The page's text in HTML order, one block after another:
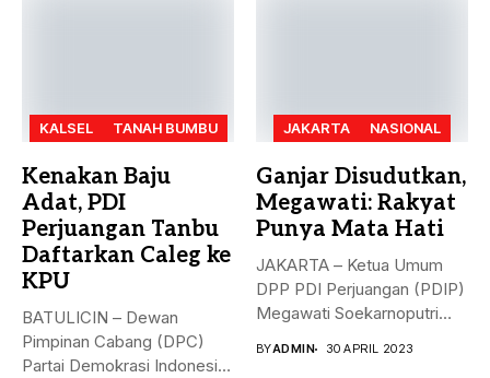
KALSEL TANAH BUMBU
Kenakan Baju
Adat, PDI
Perjuangan Tanbu
Daftarkan Caleg ke
KPU
BATULICIN – Dewan
Pimpinan Cabang (DPC)
Partai Demokrasi Indonesia
JAKARTA NASIONAL
Ganjar Disudutkan,
Megawati: Rakyat
Punya Mata Hati
JAKARTA – Ketua Umum
DPP PDI Perjuangan (PDIP)
Megawati Soekarnoputri
BYADMIN 30 APRIL 2023